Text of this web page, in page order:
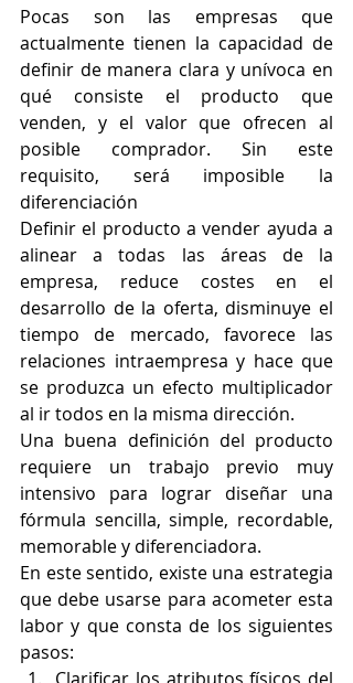
Pocas son las empresas que
actualmente tienen la capacidad de
definir de manera clara y unívoca en
qué consiste el producto que
venden, y el valor que ofrecen al
posible comprador. Sin este
requisito, será imposible la
diferenciación
Definir el producto a vender ayuda a
alinear a todas las áreas de la
empresa, reduce costes en el
desarrollo de la oferta, disminuye el
tiempo de mercado, favorece las
relaciones intraempresa y hace que
se produzca un efecto multiplicador
al ir todos en la misma dirección.
Una buena definición del producto
requiere un trabajo previo muy
intensivo para lograr diseñar una
fórmula sencilla, simple, recordable,
memorable y diferenciadora.
En este sentido, existe una estrategia
que debe usarse para acometer esta
labor y que consta de los siguientes
pasos: